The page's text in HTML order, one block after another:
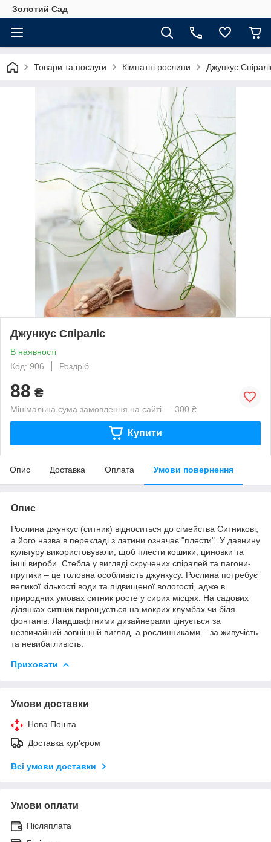
Золотий Сад
Товари та послуги Кімнатні рослини Джункус
Джункус Спіраліс
В наявності
Код: 906
Роздріб
88 ₴
Мінімальна сума замовлення на сайті — 300 ₴
Купити
Опис Доставка Оплата Умови повернення
Опис
Рослина джункус (ситник) відноситься до сімейства Ситникові,
а його назва в перекладі з латини означає "плести". У давнину
культуру використовували, щоб плести кошики, циновки та
інші вироби. Стебла у вигляді скручених спіралей та пагони-
прутики – це головна особливість джункусу. Рослина потребує
великої кількості води та підвищеної вологості, адже в
природних умовах ситник росте у сирих місцях. На садових
ділянках ситник вирощується на мокрих клумбах чи біля
фонтанів. Ландшафтними дизайнерами цінується за
незвичайний зовнішній вигляд, а рослинниками – за живучість
та невибагливість.
Приховати
Умови доставки
Нова Пошта
Доставка кур'єром
Всі умови доставки
Умови оплати
Післяплата